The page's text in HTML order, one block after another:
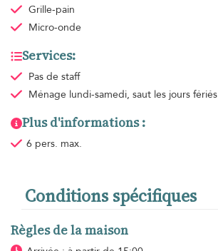
Grille-pain
Micro-onde
Services:
Pas de staff
Ménage lundi-samedi, saut les jours fériés
Plus d'informations :
6 pers. max.
Conditions spécifiques
Règles de la maison